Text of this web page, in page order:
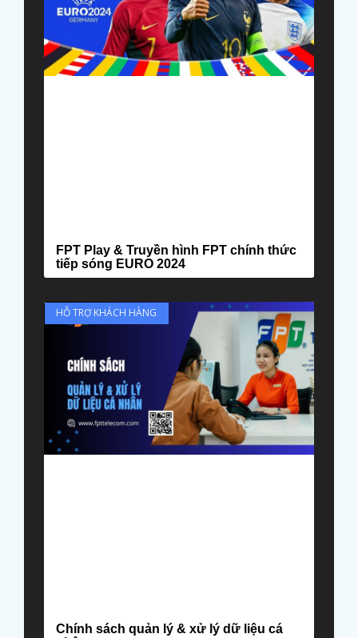
FPT Play & Truyền hình FPT chính thức
tiếp sóng EURO 2024
HỖ TRỢ KHÁCH HÀNG
Chính sách quản lý & xử lý dữ liệu cá